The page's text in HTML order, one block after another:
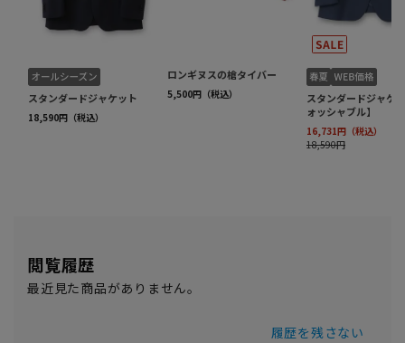
閲覧履歴
最近見た商品がありません。
履歴を残さない